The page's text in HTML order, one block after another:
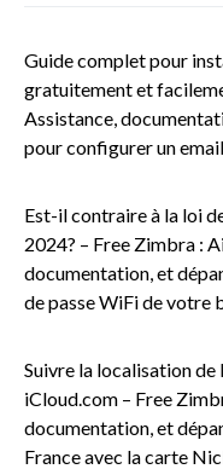
Guide complet pour
gratuitement et
Assistance,
pour configurer un
Est-il contraire à la loi
2024? – Free Zimbra :
documentation, et
de passe WiFi de votre
Suivre la localisation de
iCloud.com – Free
documentation, et
France avec la carte